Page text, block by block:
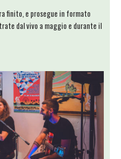
finito, e prosegue in formato
dal vivo a maggio e durante il